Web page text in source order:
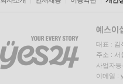
대표 : 김
주소 : 서
사업자
이메일 :